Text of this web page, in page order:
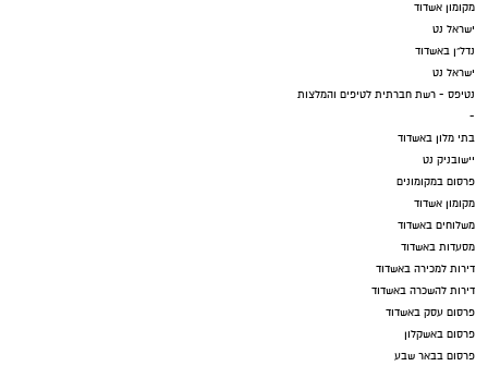
מקומון אשדוד
ישראל נט
נדל"ן באשדוד
ישראל נט
נטיפס - רשת חברתית לטיפים והמלצות
-
בתי מלון באשדוד
יישובניק נט
פרסום במקומונים
מקומון אשדוד
משלוחים באשדוד
מסעדות באשדוד
דירות למכירה באשדוד
דירות להשכרה באשדוד
פרסום עסק באשדוד
פרסום באשקלון
פרסום בבאר שבע